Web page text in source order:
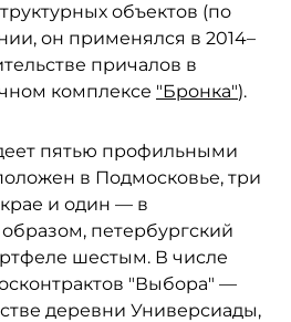
объектов (по
он применялся в 2014–
причалов в
комплексе "Бронка").
пятью профильными
в Подмосковье, три
и один — в
петербургский
шестым. В числе
"Выбора" —
деревни Универсиады,